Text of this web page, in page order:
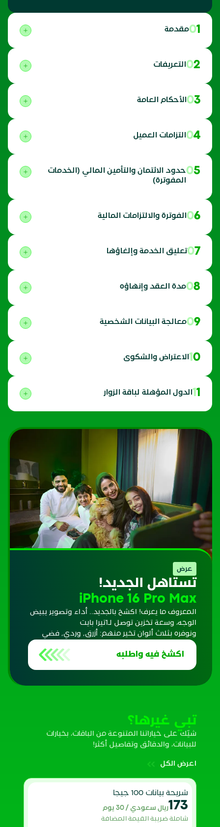
01 مقدمة
02 التعريفات
03 الأحكام العامة
04 التزامات العميل
05
حدود الائتمان والتأمين المالي (الخدمات
المفوترة)
06 الفوترة والالتزامات المالية
07 تعليق الخدمة وإلغاؤها
08 مدة العقد وإنهاؤه
09 معالجة البيانات الشخصية
10 الاعتراض والشكوى
11 الدول المؤهلة لباقة الزوار
عرض
تستاهل الجديد!
iPhone 16 Pro Max
المعروف ما يعرف! اكشخ بالجديد.. أداء وتصوير يبيض
الوجه، وسعة تخزين توصل لـ1تيرا بايت
ونوفره بثلاث ألوان تخير منهم: أزرق, وردي, فضي
اكشخ فيه واطلبه
تبي غيرها؟
شيّك على خياراتنا المتنوعة من الباقات، بخيارات
للبيانات، والدقائق وتفاصيل أكثر!
اعرض الكل
شريحة بيانات 100 جيجا
173ريال سعودي / 30 يوم
شاملة ضريبة القيمة المضافة